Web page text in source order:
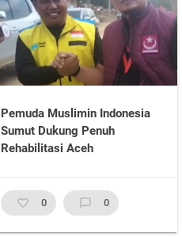
Pemuda Muslimin Indonesia
Sumut Dukung Penuh
Rehabilitasi Aceh
favorite_border 0 chat_bubble_outline 0